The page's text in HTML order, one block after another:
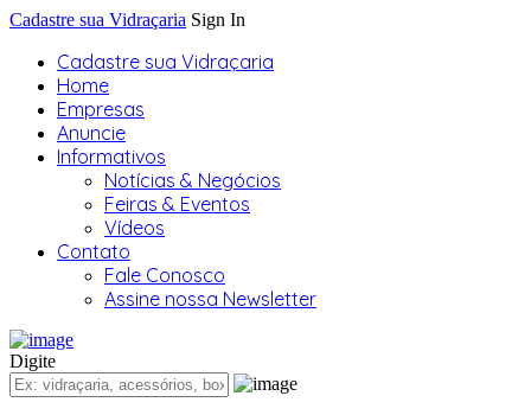
Cadastre sua Vidraçaria Sign In
Cadastre sua Vidraçaria
Home
Empresas
Anuncie
Informativos
Notícias & Negócios
Feiras & Eventos
Vídeos
Contato
Fale Conosco
Assine nossa Newsletter
Digite